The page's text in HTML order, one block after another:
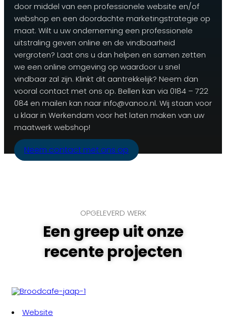
door middel van een professionele website en/of
webshop en een doordachte marketingstrategie op
maat. Wilt u uw onderneming een professionele
uitstraling geven online en de vindbaarheid
vergroten? Laat ons u dan helpen en samen zetten
we een online omgeving op waardoor u snel
vindbaar zal zijn. Klinkt dit aantrekkelijk? Neem dan
vooral contact met ons op. Bellen kan via 0184 – 722
084 en mailen kan naar info@vanoo.nl. Wij staan voor
u klaar in Werkendam voor het laten maken van uw
maatwerk webshop!
Neem contact met ons op
OPGELEVERD WERK
Een greep uit onze
recente projecten
Website